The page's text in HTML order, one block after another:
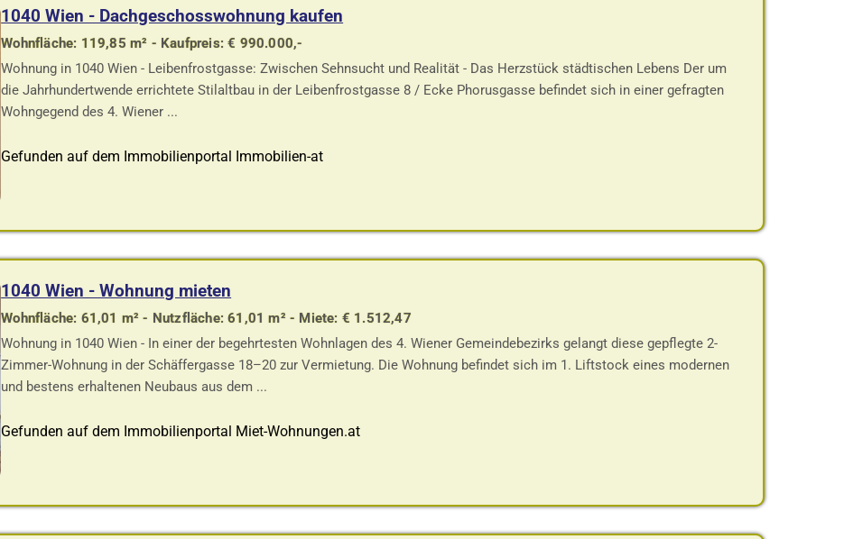
1040 Wien - Dachgeschosswohnung kaufen
Wohnfläche: 119,85 m² - Kaufpreis: € 990.000,-
Wohnung in 1040 Wien - Leibenfrostgasse: Zwischen Sehnsucht und Realität - Das Herzstück städtischen Lebens Der um
die Jahrhundertwende errichtete Stilaltbau in der Leibenfrostgasse 8 / Ecke Phorusgasse befindet sich in einer gefragten
Wohngegend des 4. Wiener ...
Gefunden auf dem Immobilienportal Immobilien-at
1040 Wien - Wohnung mieten
Wohnfläche: 61,01 m² - Nutzfläche: 61,01 m² - Miete: € 1.512,47
Wohnung in 1040 Wien - In einer der begehrtesten Wohnlagen des 4. Wiener Gemeindebezirks gelangt diese gepflegte 2-
Zimmer-Wohnung in der Schäffergasse 18–20 zur Vermietung. Die Wohnung befindet sich im 1. Liftstock eines modernen
und bestens erhaltenen Neubaus aus dem ...
Gefunden auf dem Immobilienportal Miet-Wohnungen.at